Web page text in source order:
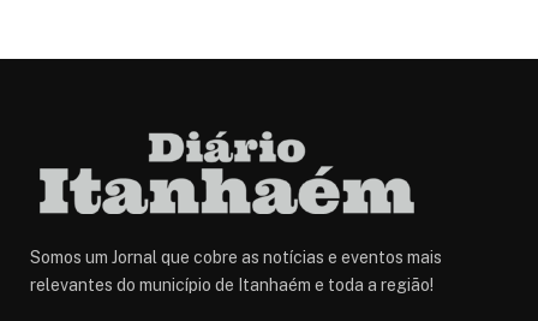
Somos um Jornal que cobre as notícias e eventos mais
relevantes do município de Itanhaém e toda a região!